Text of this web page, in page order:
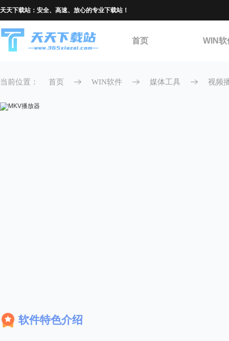
天天下载站：安全、高速、放心的专业下载站！
首页 WIN软
当前位置： 首页 WIN软件 媒体工具 视频
软件特色介绍